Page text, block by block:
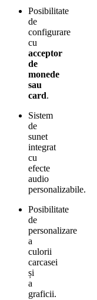
Posibilitate
de
configurare
cu
acceptor
de
monede
sau
card.
Sistem
de
sunet
integrat
cu
efecte
audio
personalizabile.
Posibilitate
de
personalizare
a
culorii
carcasei
și
a
graficii.